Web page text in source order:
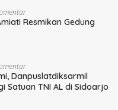
Resmikan Gedung
Danpuslatdiksarmil
Satuan TNI AL di Sidoarjo